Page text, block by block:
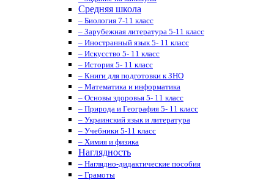
Средняя школа
– Биология 7-11 класс
– Зарубежная литература 5-11 класс
– Иностранный язык 5- 11 класс
– Искусство 5- 11 класс
– История 5- 11 класс
– Книги для подготовки к ЗНО
– Математика и информатика
– Основы здоровья 5- 11 класс
– Природа и География 5- 11 класс
– Украинский язык и литература
– Учебники 5-11 класс
– Химия и физика
Наглядность
– Наглядно-дидактические пособия
– Грамоты